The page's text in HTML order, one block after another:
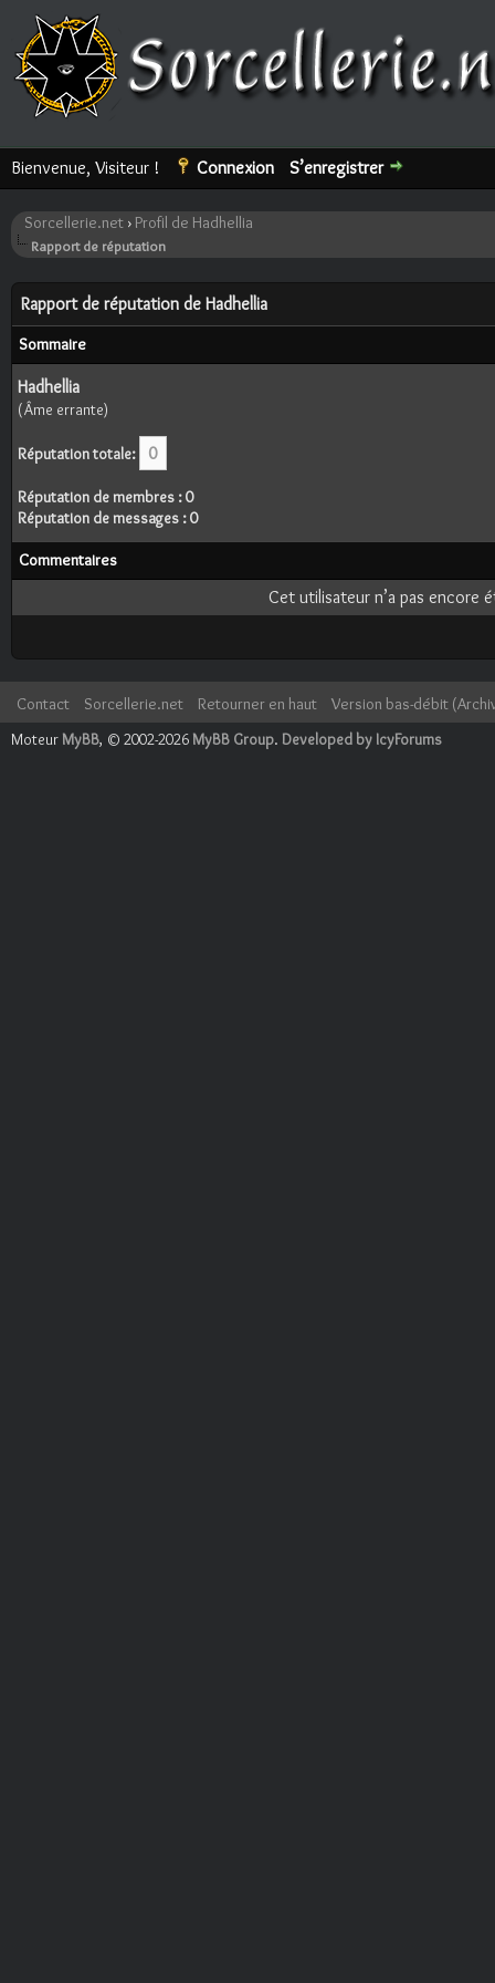
Bienvenue, Visiteur ! Connexion S’enregistrer
Sorcellerie.net › Profil de Hadhellia
Rapport de réputation
Rapport de réputation de Hadhellia
Sommaire
Hadhellia
(Âme errante)
Réputation totale: 0
Réputation de membres : 0
Réputation de messages : 0
Commentaires
Cet utilisateur n’a pas encore
Contact Sorcellerie.net Retourner en haut
Version bas-débit
Moteur MyBB, © 2002-2026 MyBB Group. Developed by IcyForums